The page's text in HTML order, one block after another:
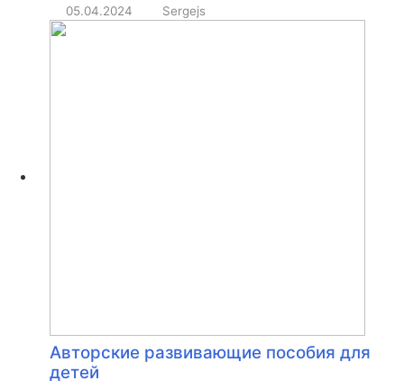
05.04.2024 Sergejs
Авторские развивающие пособия для
детей